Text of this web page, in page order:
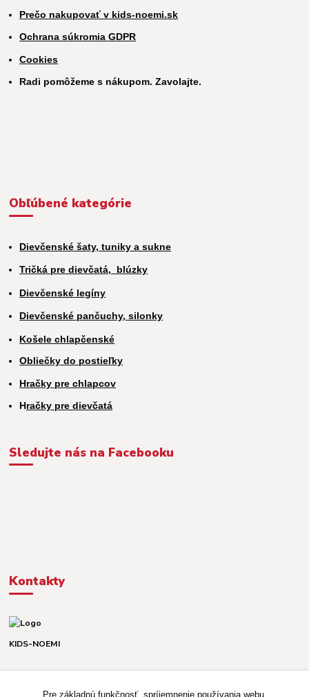
Prečo nakupovať v kids-noemi.sk
Ochrana súkromia GDPR
Cookies
Radi pomôžeme s nákupom. Zavolajte.
Obľúbené kategórie
Dievčenské šaty, tuniky a sukne
Tričká pre dievčatá, blúzky
Dievčenské legíny
Dievčenské pančuchy, silonky
Košele chlapčenské
Obliečky do postieľky
Hračky pre chlapcov
Hračky pre dievčatá
Sledujte nás na Facebooku
Kontakty
KIDS-NOEMI
Pre základnú funkčnosť, spríjemnenie používania webu,